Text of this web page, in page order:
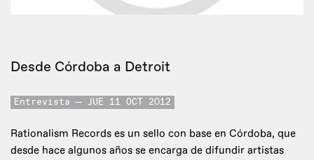
Desde Córdoba a Detroit
Entrevista JUE 11 OCT 2012
Rationalism Records es un sello con base en Córdoba, que
desde hace algunos años se encarga de difundir artistas